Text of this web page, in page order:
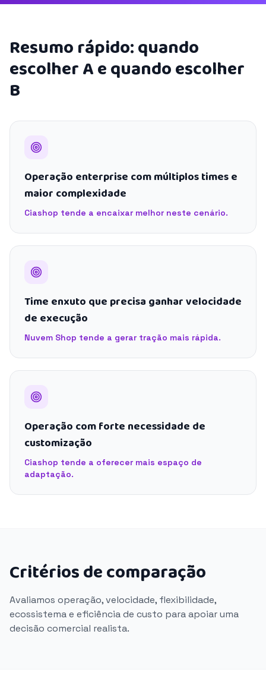
Resumo rápido: quando
escolher A e quando escolher
B
Operação enterprise com múltiplos times e
maior complexidade
Ciashop tende a encaixar melhor neste cenário.
Time enxuto que precisa ganhar velocidade
de execução
Nuvem Shop tende a gerar tração mais rápida.
Operação com forte necessidade de
customização
Ciashop tende a oferecer mais espaço de
adaptação.
Critérios de comparação
Avaliamos operação, velocidade, flexibilidade,
ecossistema e eficiência de custo para apoiar uma
decisão comercial realista.